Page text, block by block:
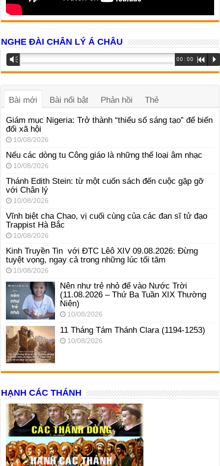
NGHE ĐÀI CHÂN LÝ Á CHÂU
Trình
phát
Vm 00:00 R P
Bài mới Bài nổi bật Phản hồi Thẻ
Giám mục Nigeria: Trở thành “thiểu số sáng tạo” để biến
đổi xã hội
10/08/2026
Nếu các dòng tu Công giáo là những thể loại âm nhạc
10/08/2026
Thánh Edith Stein: từ một cuốn sách đến cuộc gặp gỡ
với Chân lý
10/08/2026
Vĩnh biệt cha Chao, vị cuối cùng của các đan sĩ tử đạo
Trappist Hà Bắc
10/08/2026
Kinh Truyền Tin với ĐTC Lêô XIV 09.08.2026: Đừng
tuyệt vọng, ngay cả trong những lúc tối tăm
10/08/2026
Nên như trẻ nhỏ để vào Nước Trời
(11.08.2026 – Thứ Ba Tuần XIX Thường
Niên)
10/08/2026
11 Tháng Tám Thánh Clara (1194-1253)
10/08/2026
HẠNH CÁC THÁNH